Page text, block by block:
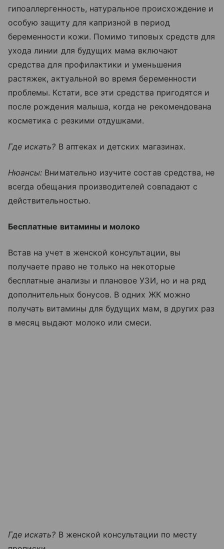
гипоаллергенность, натуральное происхождение и
особую защиту для капризной в период
беременности кожи. Помимо типовых средств для
ухода линии для будущих мама включают
средства для профилактики и уменьшения
растяжек, актуальной во время беременности
проблемы. Кстати, все эти средства пригодятся и
после рождения малыша, когда не рекомендована
косметика с резкими отдушками.
Где искать? В аптеках и детских магазинах.
Нюансы: Внимательно изучите состав средства, не
всегда обещания производителей совпадают с
действительностью.
Бесплатные витамины и молоко
Встав на учет в женской консультации, вы
получаете право не только на некоторые
бесплатные анализы и плановое УЗИ, но и на ряд
дополнительных бонусов. В одних ЖК можно
получать витамины для будущих мам, в других раз
в месяц выдают молоко или смеси.
Где искать? В женской консультации по месту